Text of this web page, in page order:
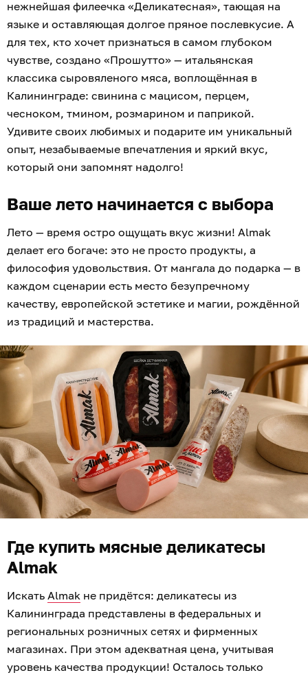
нежнейшая филеечка «Деликатесная», тающая на
языке и оставляющая долгое пряное послевкусие. А
для тех, кто хочет признаться в самом глубоком
чувстве, создано «Прошутто» — итальянская
классика сыровяленого мяса, воплощённая в
Калининграде: свинина с мацисом, перцем,
чесноком, тмином, розмарином и паприкой.
Удивите своих любимых и подарите им уникальный
опыт, незабываемые впечатления и яркий вкус,
который они запомнят надолго!
Ваше лето начинается с выбора
Лето — время остро ощущать вкус жизни! Almak
делает его богаче: это не просто продукты, а
философия удовольствия. От мангала до подарка — в
каждом сценарии есть место безупречному
качеству, европейской эстетике и магии, рождённой
из традиций и мастерства.
Где купить мясные деликатесы
Almak
Искать Almak не придётся: деликатесы из
Калининграда представлены в федеральных и
региональных розничных сетях и фирменных
магазинах. При этом адекватная цена, учитывая
уровень качества продукции! Осталось только